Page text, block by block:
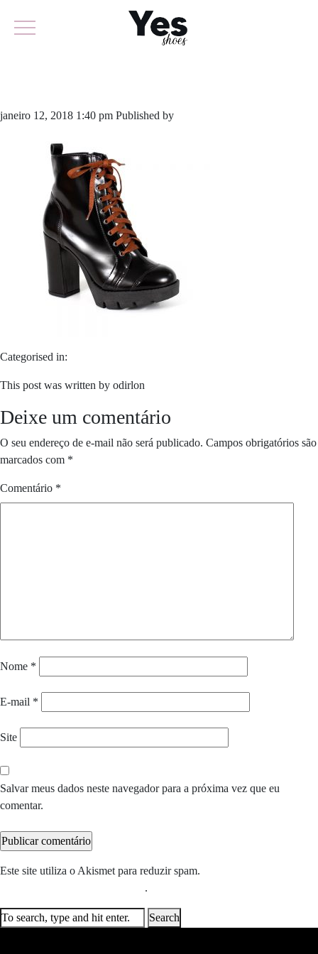
janeiro 12, 2018 1:40 pm Published by
Categorised in:
This post was written by odirlon
Deixe um comentário
O seu endereço de e-mail não será publicado. Campos obrigatórios são
marcados com *
Comentário *
Nome *
E-mail *
Site
Salvar meus dados neste navegador para a próxima vez que eu
comentar.
Este site utiliza o Akismet para reduzir spam.
.
Search